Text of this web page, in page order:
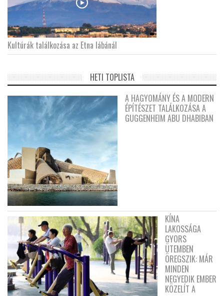
Kultúrák találkozása az Etna lábánál
HETI TOPLISTA
A HAGYOMÁNY ÉS A MODERN
ÉPÍTÉSZET TALÁLKOZÁSA A
GUGGENHEIM ABU DHABIBAN
KÍNA
LAKOSSÁGA
GYORS
ÜTEMBEN
ÖREGSZIK: MÁR
MINDEN
NEGYEDIK EMBER
KÖZELÍT A